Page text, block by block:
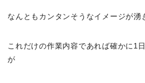
なんともカンタンそうなイメージが湧
これだけの作業内容であれば確かに1
が